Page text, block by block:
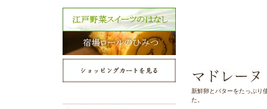
新鮮卵とバターをたっぷり
た。